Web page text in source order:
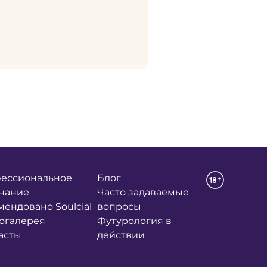
Soulcial
Блог
Часто задаваемые
вопросы
Футурология в
действии